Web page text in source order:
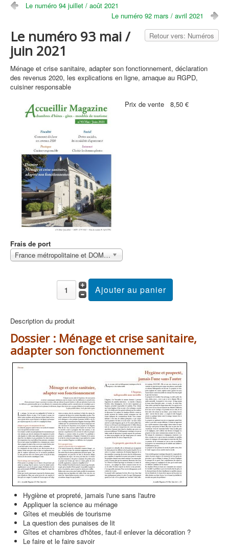
Le numéro 94 juillet / août 2021
Le numéro 92 mars / avril 2021
Retour vers: Numéros
Le numéro 93 mai /
juin 2021
Ménage et crise sanitaire, adapter son fonctionnement, déclaration
des revenus 2020, les explications en ligne, arnaque au RGPD,
cuisiner responsable
Prix ​​de vente
8,50 €
Frais de port
France métropolitaine et DOM Sans surcoût
Description du produit
Dossier : Ménage et crise sanitaire,
adapter son fonctionnement
Hygiène et propreté, jamais l'une sans l'autre
Appliquer la science au ménage
Gîtes et meublés de tourisme
La question des punaises de lit
Gîtes et chambres d'hôtes, faut-il enlever la décoration ?
Le faire et le faire savoir